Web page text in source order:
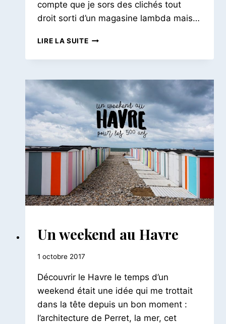
compte que je sors des clichés tout
droit sorti d’un magasine lambda mais…
LIRE LA SUITEDEUX
À
AILLEURS
|
Un weekend au Havre
Par
Petit
Pois
1 octobre 2017
Découvrir le Havre le temps d’un
weekend était une idée qui me trottait
dans la tête depuis un bon moment :
l’architecture de Perret, la mer, cet